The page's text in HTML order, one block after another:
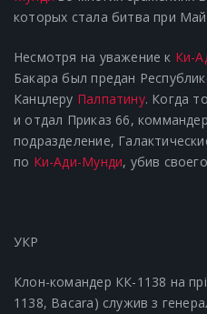
которых стала битва при
Несмотря на уважение к Ки-
Бакара был предан
Канцлеру Палпатину. Когда
и отдал Приказ 66,
подразделение,
по Ки-Ади-Мунди, убив
УКР
Клон-командер КК-1138 на
1138, Bacara) служив з